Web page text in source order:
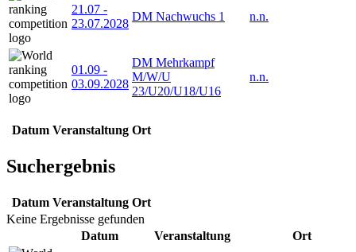
21.07 -
23.07.2028
DM Nachwuchs 1 n.n.
01.09 -
03.09.2028
DM Mehrkampf
M/W/U
23/U20/U18/U16
n.n.
Datum Veranstaltung Ort
Suchergebnis
Datum Veranstaltung Ort
Keine Ergebnisse gefunden
Datum
Veranstaltung Ort